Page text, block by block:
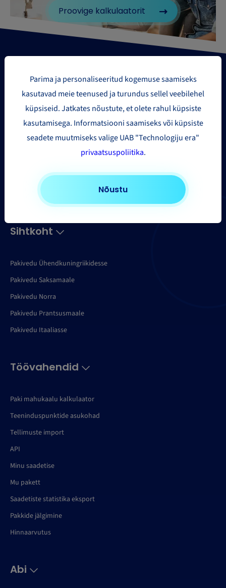
Proovige kalkulaatorit
Paki saatmise piirkonnad
Aasia ja Kaug-Ida
Muudesse riikidesse
Sihtkoht
Pakivedu Ühendkuningriikidesse
Pakivedu Saksamaale
Pakivedu Norra
Pakivedu Prantsusmaale
Pakivedu Itaaliasse
Töövahendid
Paki mahukaalu kalkulaator
Teeninduspunktide asukohad
Tellimuste import
API
Minu saadetise
Mu pakett
Saadetiste statistika eksport
Pakkide jälgimine
Hinnaarvutus
Abi
Parima ja personaliseeritud kogemuse saamiseks
kasutavad meie teenused ja turundus sellel veebilehel
küpsiseid. Jatkates nõustute, et olete rahul küpsiste
kasutamisega. Informatsiooni saamiseks või küpsiste
seadete muutmiseks valige UAB "Technologiju era"
privaatsuspoliitika.
Nõustu